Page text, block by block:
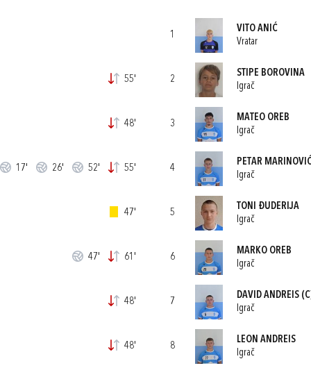
55'
48'
17' 26' 52' 55'
47'
47' 61'
48'
48'
1
VITO ANIĆ
Vratar
2
STIPE BOROVINA
Igrač
3
MATEO OREB
Igrač
4
PETAR
Igrač
5
TONI ĐUDERIJA
Igrač
6
MARKO OREB
Igrač
7
DAVID ANDREIS
Igrač
8
LEON ANDREIS
Igrač